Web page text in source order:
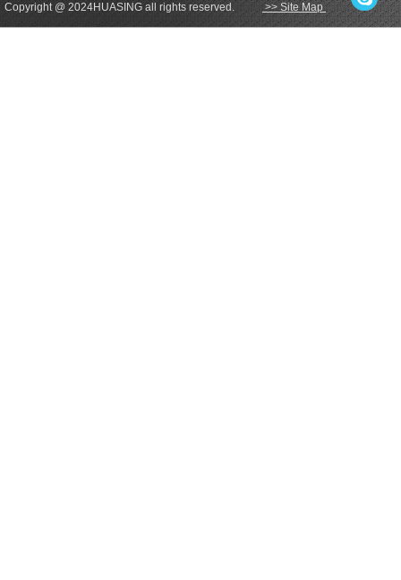
Copyright @ 2024HUASING all rights reserved. >> Site Map